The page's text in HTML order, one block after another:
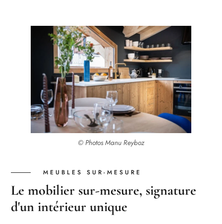
© Photos Manu Reyboz
MEUBLES SUR-MESURE
Le mobilier sur-mesure, signature
d'un intérieur unique